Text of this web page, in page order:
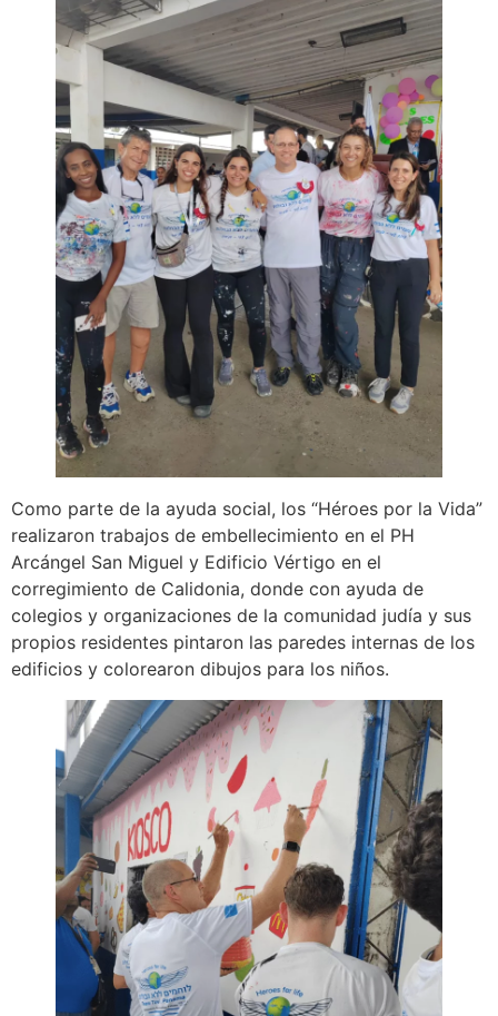
Como parte de la ayuda social, los “Héroes por la Vida”
realizaron trabajos de embellecimiento en el PH
Arcángel San Miguel y Edificio Vértigo en el
corregimiento de Calidonia, donde con ayuda de
colegios y organizaciones de la comunidad judía y sus
propios residentes pintaron las paredes internas de los
edificios y colorearon dibujos para los niños.